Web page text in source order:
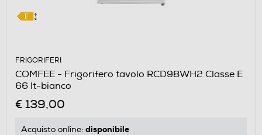
FRIGORIFERI
COMFEE - Frigorifero tavolo RCD98WH2 Classe E
66 lt-bianco
€ 139,00
Acquisto online: disponibile